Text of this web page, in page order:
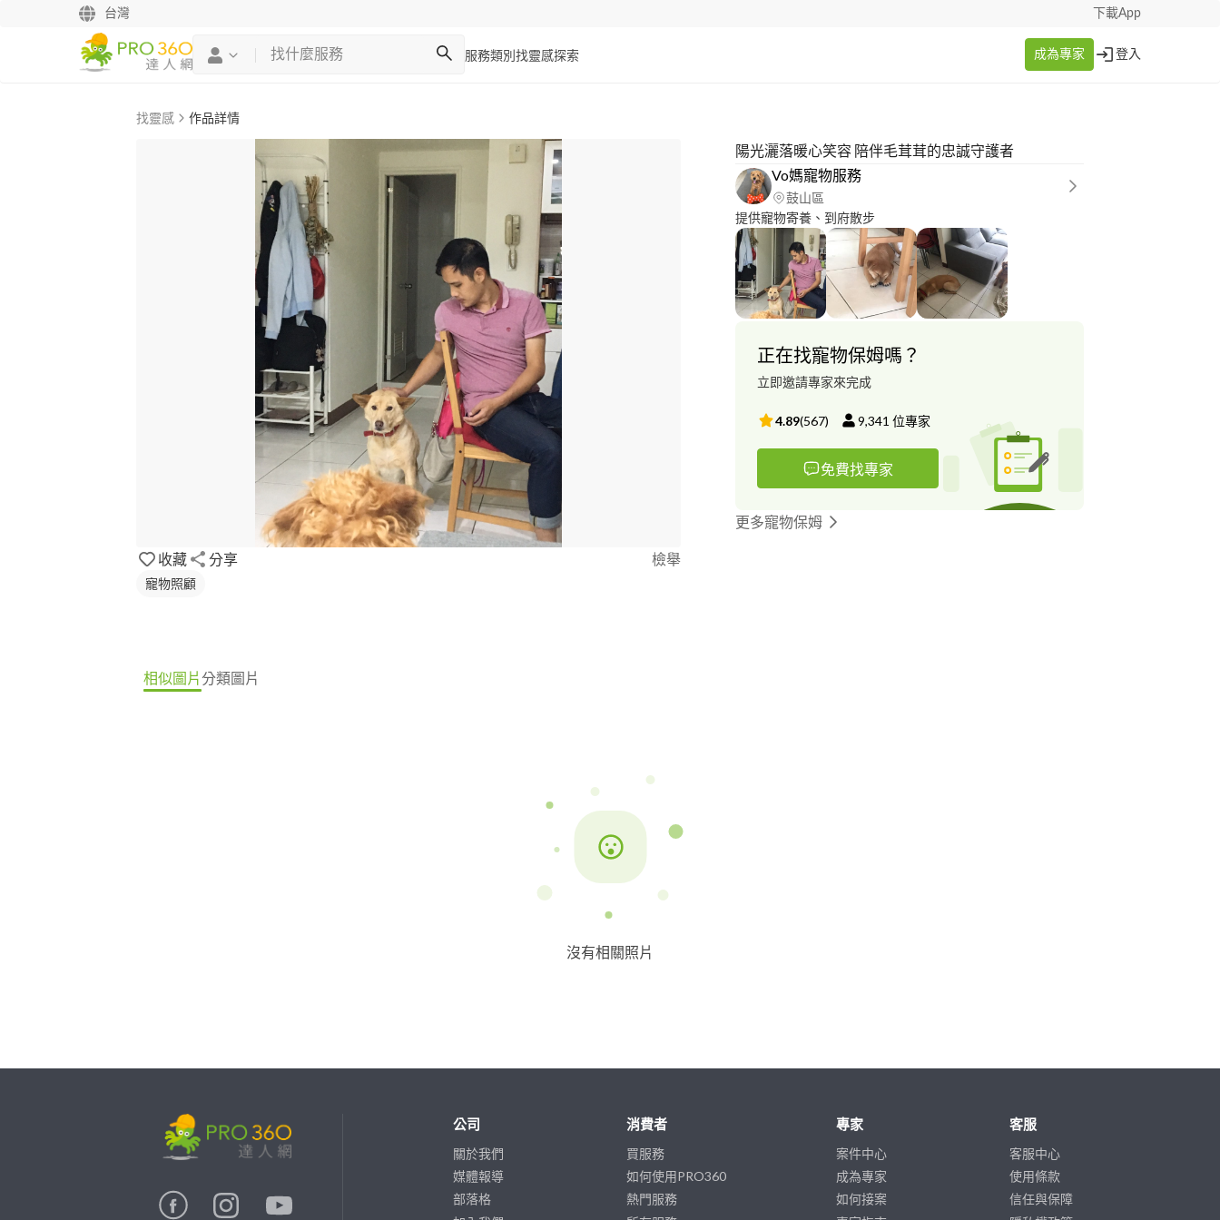
台灣 下載App
服務類別 找靈感探索 成為專家 登入
找靈感 作品詳情
收藏 分享 檢舉
寵物照顧
陽光灑落暖心笑容 陪伴毛茸茸的忠誠守護者
Vo媽寵物服務
鼓山區
提供寵物寄養、到府散步
正在找寵物保姆嗎？
立即邀請專家來完成
4.89(567) 9,341 位專家
免費找專家
更多寵物保姆
相似圖片分類圖片
沒有相關照片
公司
關於我們
媒體報導
部落格
消費者
買服務
如何使用PRO360
熱門服務
專家
案件中心
成為專家
如何接案
客服
客服中心
使用條款
信任與保障